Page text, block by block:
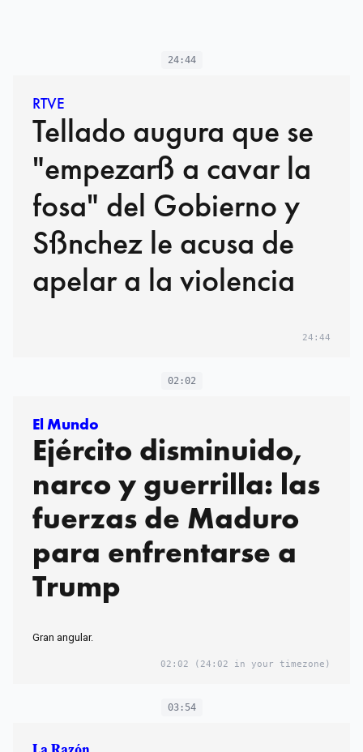
24:44
RTVE
Tellado augura que se
"empezarß a cavar la
fosa" del Gobierno y
Sßnchez le acusa de
apelar a la violencia
24:44
02:02
El Mundo
Ejército disminuido,
narco y guerrilla: las
fuerzas de Maduro
para enfrentarse a
Trump
Gran angular.
02:02 (24:02 in your timezone)
03:54